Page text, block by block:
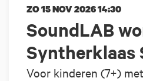
SoundLAB
Syntherklaas
Voor kinderen (7+)
ZO 15 NOV 202614:30